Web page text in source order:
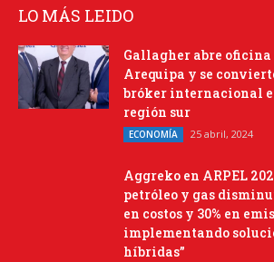
LO MÁS LEIDO
Gallagher abre
Arequipa y se
bróker internacional
región sur
ECONOMÍA 25 abril, 2024
Aggreko en ARPEL
petróleo y gas
en costos y 30% en
implementando
híbridas”